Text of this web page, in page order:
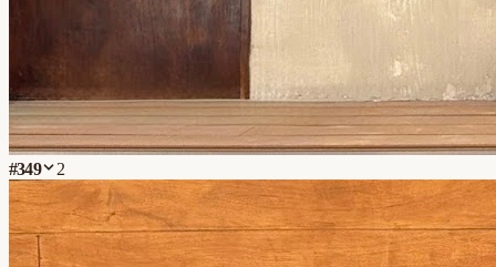
#349 2